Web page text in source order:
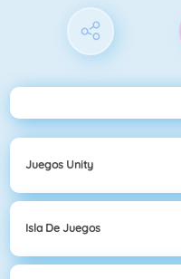
Juegos Unity
Isla De Juegos